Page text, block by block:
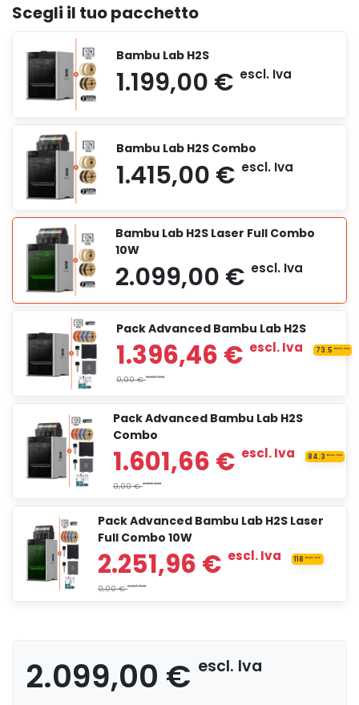
Scegli il tuo pacchetto
Bambu Lab H2S
1.199,00 €
Bambu Lab H2S Combo
1.415,00 €
Bambu Lab H2S Laser Full Combo
10W
Pack Advanced Bambu Lab H2S
Pack Advanced Bambu Lab H2S
Combo
Pack Advanced Bambu Lab H2S Laser
Full Combo 10W
2.099,00 € escl. Iva